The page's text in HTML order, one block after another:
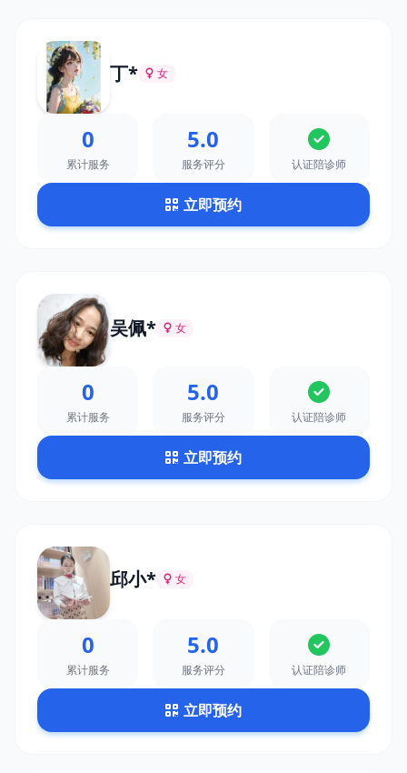
丁* 女
0
累计服务
5.0
服务评分 认证陪诊师
立即预约
吴佩* 女
0
累计服务
5.0
服务评分 认证陪诊师
立即预约
邱小* 女
0
累计服务
5.0
服务评分 认证陪诊师
立即预约